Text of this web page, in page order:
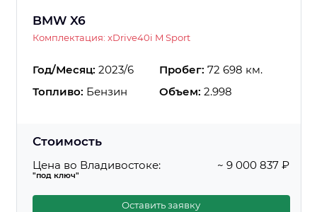
BMW X6
Комплектация: xDrive40i M Sport
Год/Месяц: 2023/6 Пробег: 72 698 км.
Топливо: Бензин Объем: 2.998
Стоимость
Цена во Владивостоке:
"под ключ"
~ 9 000 837 ₽
Оставить заявку